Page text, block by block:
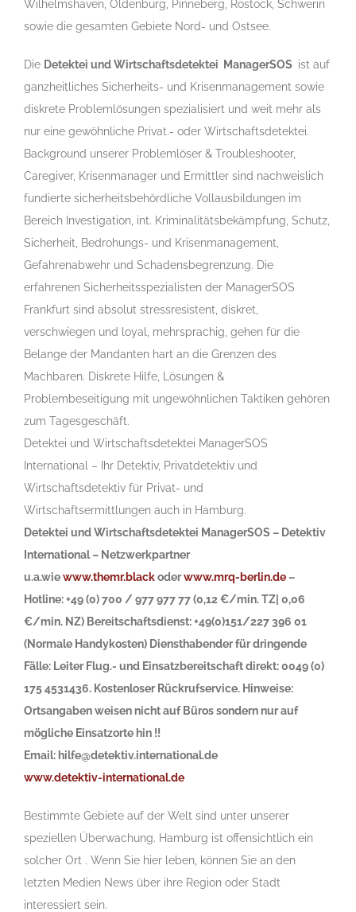
Wilhelmshaven, Oldenburg, Pinneberg, Rostock, Schwerin
sowie die gesamten Gebiete Nord- und Ostsee.
Die Detektei und Wirtschaftsdetektei ManagerSOS ist auf
ganzheitliches Sicherheits- und Krisenmanagement sowie
diskrete Problemlösungen spezialisiert und weit mehr als
nur eine gewöhnliche Privat.- oder Wirtschaftsdetektei.
Background unserer Problemlöser & Troubleshooter,
Caregiver, Krisenmanager und Ermittler sind nachweislich
fundierte sicherheitsbehördliche Vollausbildungen im
Bereich Investigation, int. Kriminalitätsbekämpfung, Schutz,
Sicherheit, Bedrohungs- und Krisenmanagement,
Gefahrenabwehr und Schadensbegrenzung. Die
erfahrenen Sicherheitsspezialisten der ManagerSOS
Frankfurt sind absolut stressresistent, diskret,
verschwiegen und loyal, mehrsprachig, gehen für die
Belange der Mandanten hart an die Grenzen des
Machbaren. Diskrete Hilfe, Lösungen &
Problembeseitigung mit ungewöhnlichen Taktiken gehören
zum Tagesgeschäft.
Detektei und Wirtschaftsdetektei ManagerSOS
International – Ihr Detektiv, Privatdetektiv und
Wirtschaftsdetektiv für Privat- und
Wirtschaftsermittlungen auch in Hamburg.
Detektei und Wirtschaftsdetektei ManagerSOS – Detektiv
International – Netzwerkpartner
u.a.wiewww.themr.blackoderwww.mrq-berlin.de–
Hotline: +49 (0) 700 / 977 977 77 (0,12 €/min. TZ| 0,06
€/min. NZ) Bereitschaftsdienst: +49(0)151/227 396 01
(Normale Handykosten) Diensthabender für dringende
Fälle: Leiter Flug.- und Einsatzbereitschaft direkt: 0049 (0)
175 4531436. Kostenloser Rückrufservice. Hinweise:
Ortsangaben weisen nicht auf Büros sondern nur auf
mögliche Einsatzorte hin !!
Email: hilfe@detektiv.international.de
www.detektiv-international.de
Bestimmte Gebiete auf der Welt sind unter unserer
speziellen Überwachung. Hamburg ist offensichtlich ein
solcher Ort . Wenn Sie hier leben, können Sie an den
letzten Medien News über ihre Region oder Stadt
interessiert sein.